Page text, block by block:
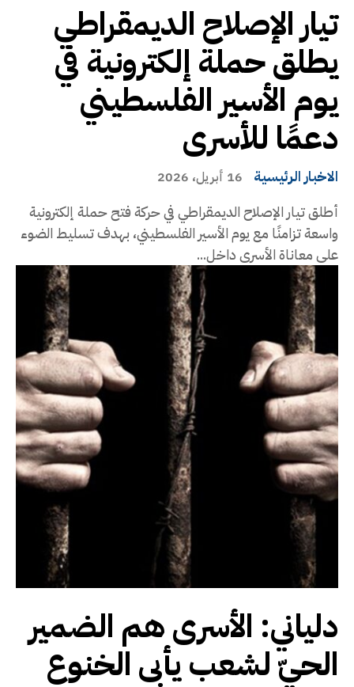
تيار الإصلاح الديمقراطي
يطلق حملة إلكترونية في
يوم الأسير الفلسطيني
دعمًا للأسرى
الاخبار الرئيسية 16 أبريل، 2026
أطلق تيار الإصلاح الديمقراطي في حركة فتح حملة إلكترونية
واسعة تزامنًا مع يوم الأسير الفلسطيني، بهدف تسليط الضوء
على معاناة الأسرى داخل...
دلياني: الأسرى هم الضمير
الحيّ لشعب يأبى الخنوع